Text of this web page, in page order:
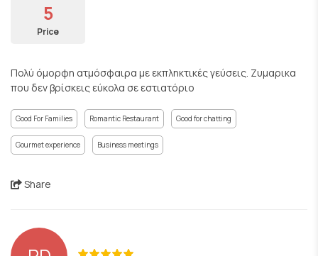
5
Price
Πολύ όμορφη ατμόσφαιρα με εκπληκτικές γεύσεις. Ζυμαρικα
που δεν βρίσκεις εύκολα σε εστιατόριο
Good For Families Romantic Restaurant Good for chatting
Gourmet experience Business meetings
Share